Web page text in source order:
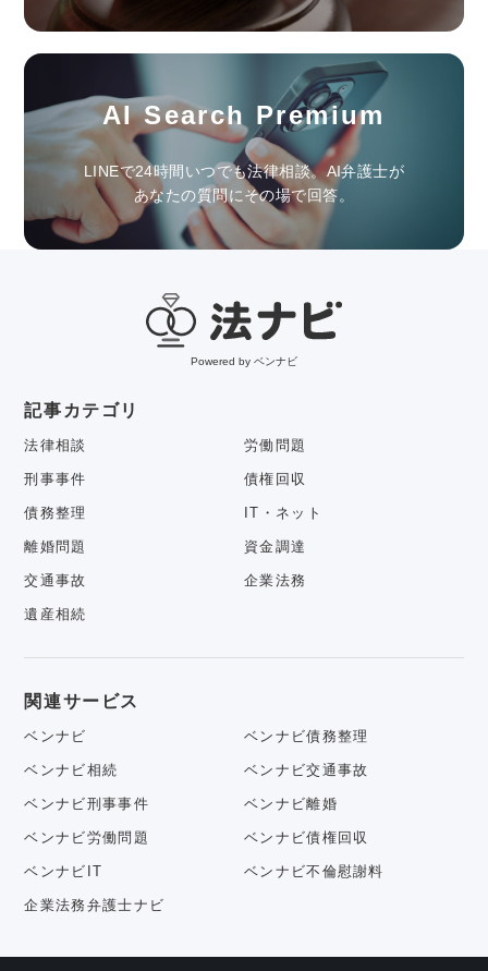
AI Search Premium
LINEで24時間いつでも法律相談。AI弁護士が
あなたの質問にその場で回答。
Powered by ベンナビ
記事カテゴリ
法律相談 労働問題
刑事事件 債権回収
債務整理 IT・ネット
離婚問題 資金調達
交通事故 企業法務
遺産相続
関連サービス
ベンナビ ベンナビ債務整理
ベンナビ相続 ベンナビ交通事故
ベンナビ刑事事件 ベンナビ離婚
ベンナビ労働問題 ベンナビ債権回収
ベンナビIT ベンナビ不倫慰謝料
企業法務弁護士ナビ